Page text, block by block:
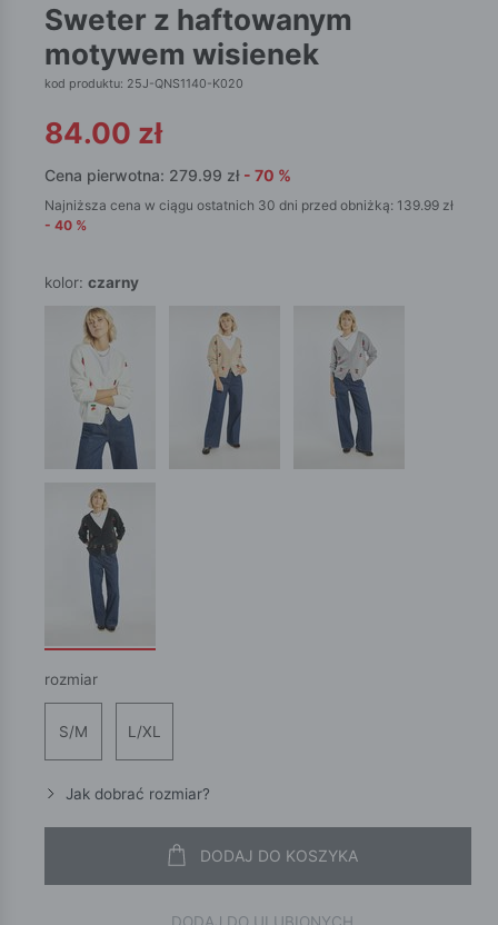
sweter z haftowanym
motywem wisienek
kod produktu: 25J-QNS1140-K020
84.00 zł
Cena pierwotna: 279.99 zł - 70 %
Najniższa cena w ciągu ostatnich 30 dni przed obniżką: 139.99 zł
- 40 %
kolor: czarny
rozmiar
S/M L/XL
Jak dobrać rozmiar?
DODAJ DO KOSZYKA